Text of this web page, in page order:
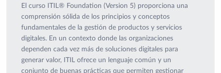
El curso ITIL® Foundation (Version 5) proporciona una
comprensión sólida de los principios y conceptos
fundamentales de la gestión de productos y servicios
digitales. En un contexto donde las organizaciones
dependen cada vez más de soluciones digitales para
generar valor, ITIL ofrece un lenguaje común y un
conjunto de buenas prácticas que permiten gestionar